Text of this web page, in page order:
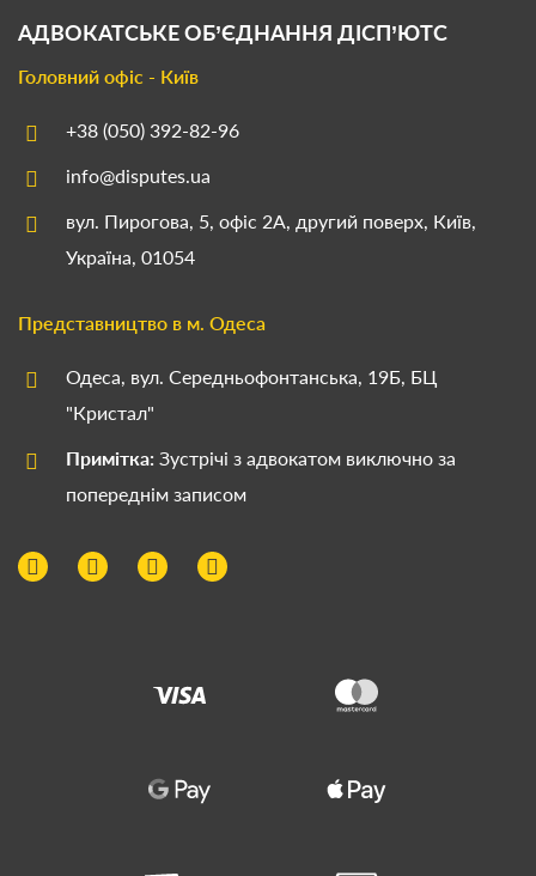
АДВОКАТСЬКЕ ОБ’ЄДНАННЯ ДІСП’ЮТС
Головний офіс - Київ
+38 (050) 392-82-96
info@disputes.ua
вул. Пирогова, 5, офіс 2А, другий поверх, Київ,
Україна, 01054
Представництво в м. Одеса
Одеса, вул. Середньофонтанська, 19Б, БЦ
"Кристал"
Примітка: Зустрічі з адвокатом виключно за
попереднім записом